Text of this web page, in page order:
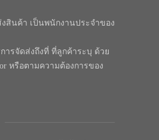
สินค้า เป็นพนักงานประจำของ
ารจัดส่งถึงที่ ที่ลูกค้าระบุ ด้วย
หรือตามความต้องการของ